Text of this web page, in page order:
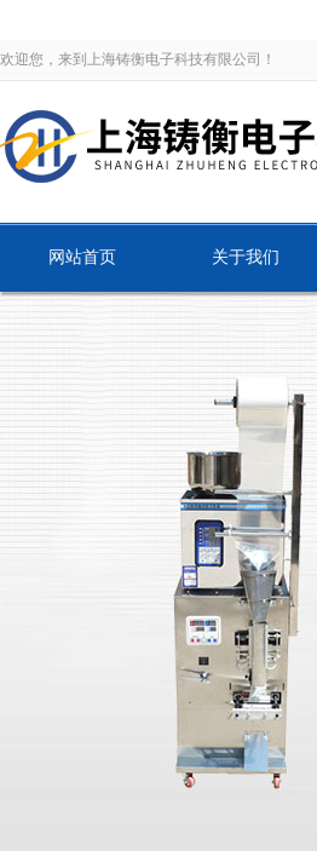
欢迎您，来到上海铸衡电子科技有限公司！
网站首页 关于我们